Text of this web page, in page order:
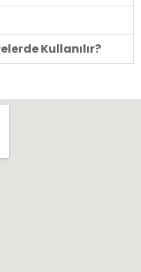
Kullanılır?